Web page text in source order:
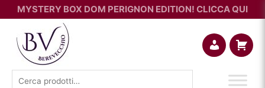
MYSTERY BOX DOM PERIGNON EDITION! CLICCA QUI
Cerca: